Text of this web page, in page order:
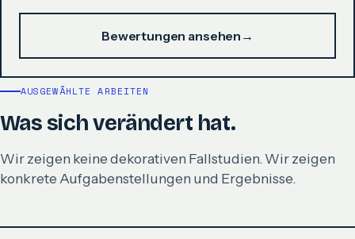
Bewertungen ansehen →
AUSGEWÄHLTE ARBEITEN
Was sich verändert hat.
Wir zeigen keine dekorativen Fallstudien. Wir zeigen
konkrete Aufgabenstellungen und Ergebnisse.